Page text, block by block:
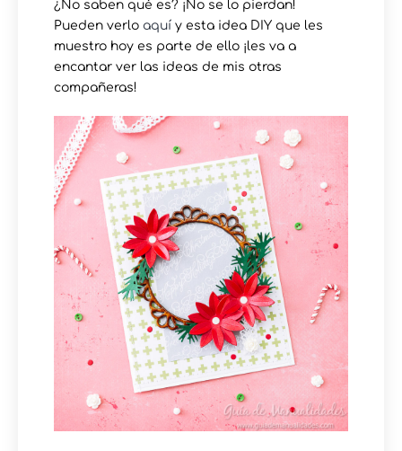
¿No saben qué es? ¡No se lo pierdan!
Pueden verlo aquí y esta idea DIY que les
muestro hoy es parte de ello ¡les va a
encantar ver las ideas de mis otras
compañeras!